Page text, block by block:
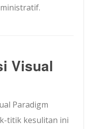
Visual
Paradigm
titik kesulitan ini